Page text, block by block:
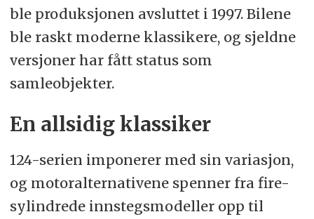
ble produksjonen avsluttet i 1997. Bilene
ble raskt moderne klassikere, og sjeldne
versjoner har fått status som
samleobjekter.
En allsidig klassiker
124-serien imponerer med sin variasjon,
og motoralternativene spenner fra fire-
sylindrede innstegsmodeller opp til